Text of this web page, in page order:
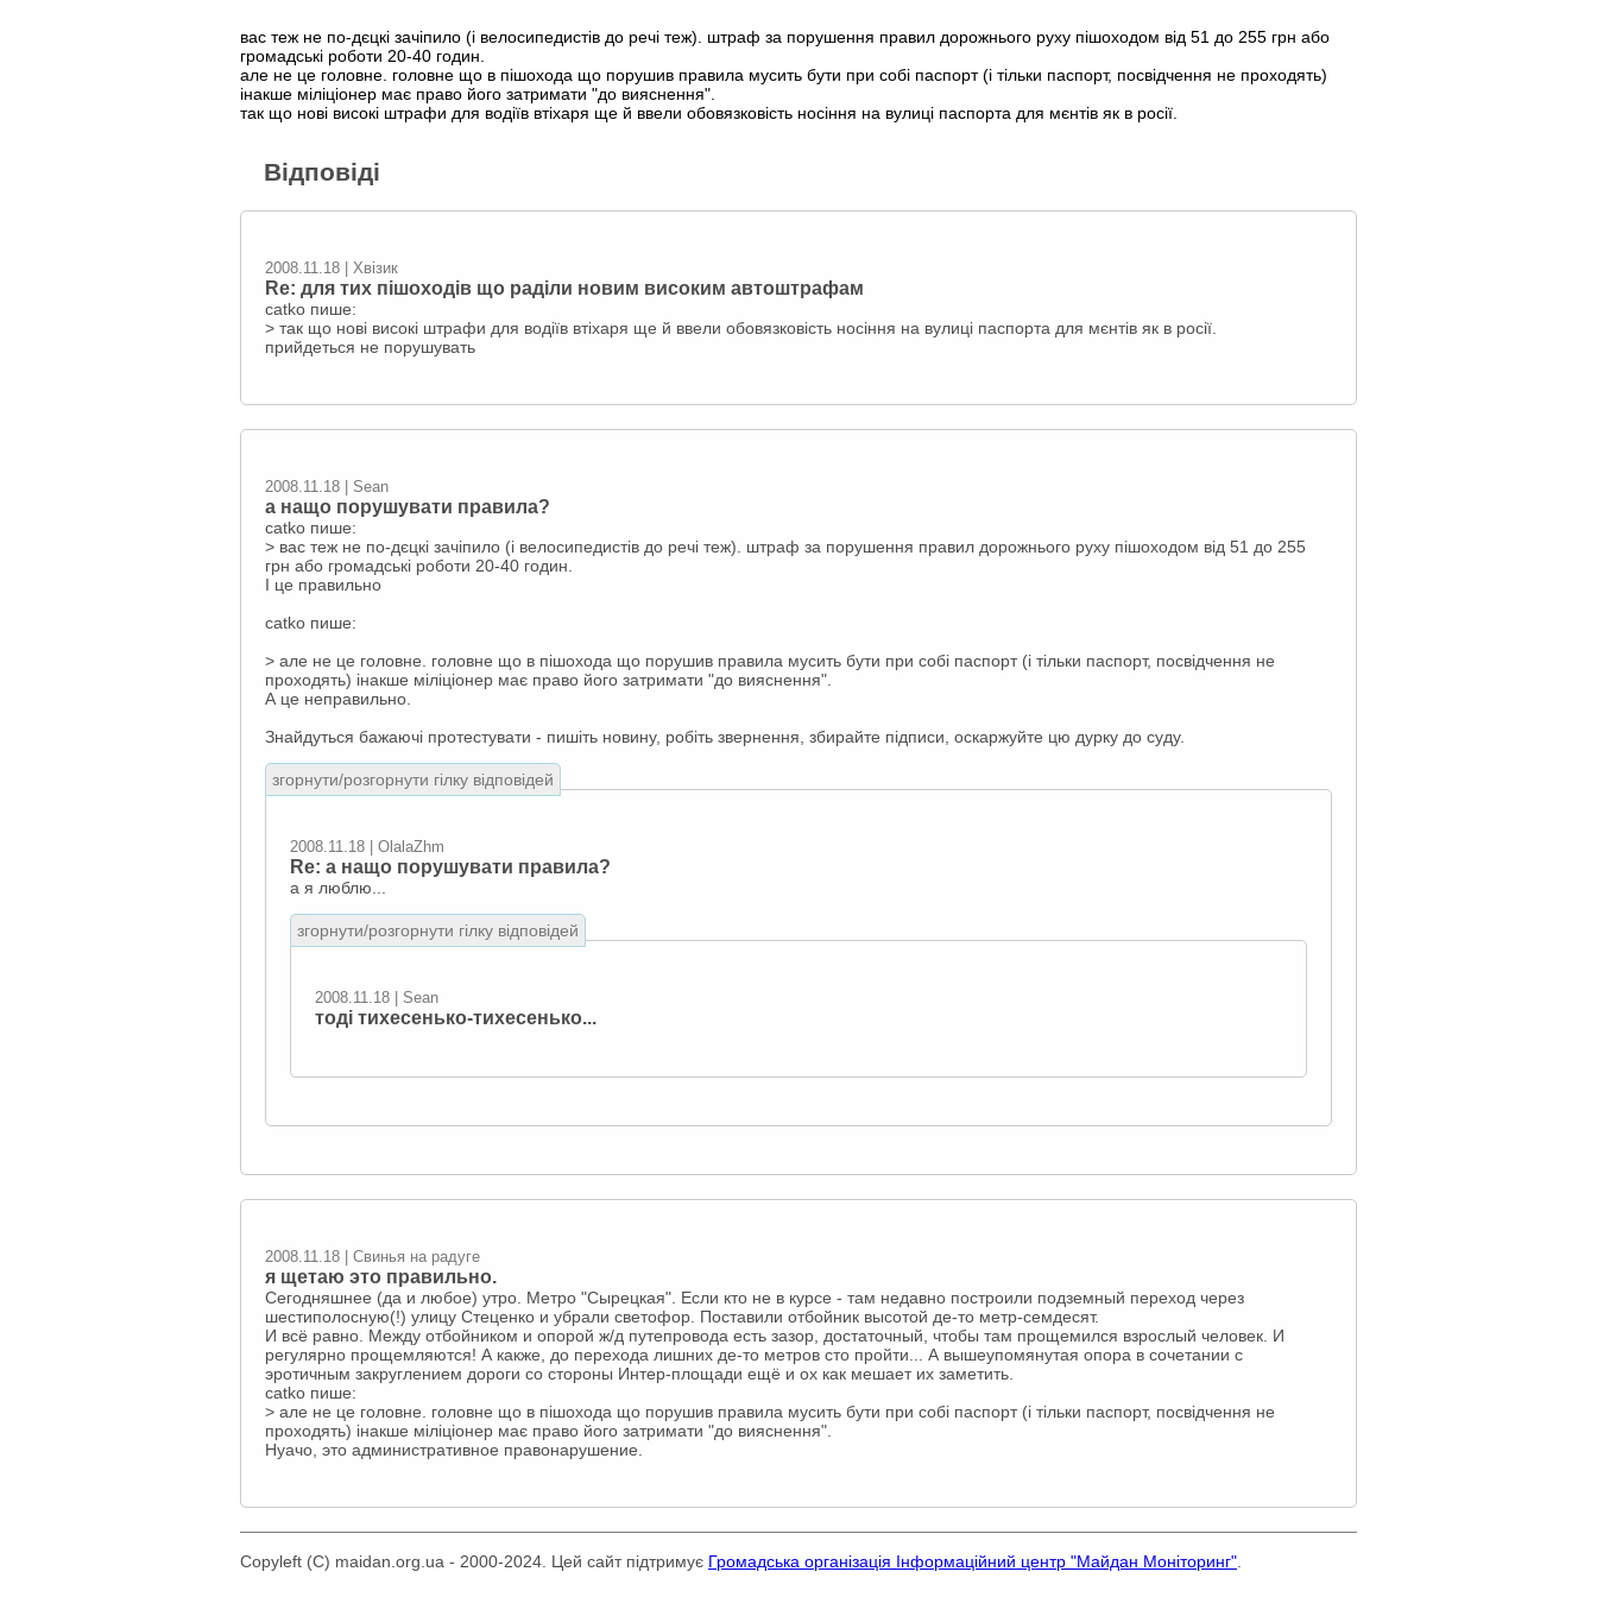
вас теж не по-дєцкі зачіпило (і велосипедистів до речі теж). штраф за порушення правил дорожнього руху пішоходом від 51 до 255 грн або
громадські роботи 20-40 годин.
але не це головне. головне що в пішохода що порушив правила мусить бути при собі паспорт (і тільки паспорт, посвідчення не проходять)
інакше міліціонер має право його затримати "до вияснення".
так що нові високі штрафи для водіїв втіхаря ще й ввели обовязковість носіння на вулиці паспорта для мєнтів як в росії.
Відповіді
2008.11.18 | Хвізик
Re: для тих пішоходів що раділи новим високим автоштрафам
catko пише:
> так що нові високі штрафи для водіїв втіхаря ще й ввели обовязковість носіння на вулиці паспорта для мєнтів як в росії.
прийдеться не порушувать
2008.11.18 | Sean
а нащо порушувати правила?
catko пише:
> вас теж не по-дєцкі зачіпило (і велосипедистів до речі теж). штраф за порушення правил дорожнього руху пішоходом від 51 до 255
грн або громадські роботи 20-40 годин.
І це правильно
catko пише:
> але не це головне. головне що в пішохода що порушив правила мусить бути при собі паспорт (і тільки паспорт, посвідчення не
проходять) інакше міліціонер має право його затримати "до вияснення".
А це неправильно.
Знайдуться бажаючі протестувати - пишіть новину, робіть звернення, збирайте підписи, оскаржуйте цю дурку до суду.
згорнути/розгорнути гілку відповідей
2008.11.18 | OlalaZhm
Re: а нащо порушувати правила?
а я люблю...
згорнути/розгорнути гілку відповідей
2008.11.18 | Sean
тоді тихесенько-тихесенько...
2008.11.18 | Свинья на радуге
я щетаю это правильно.
Сегодняшнее (да и любое) утро. Метро "Сырецкая". Если кто не в курсе - там недавно построили подземный переход через
шестиполосную(!) улицу Стеценко и убрали светофор. Поставили отбойник высотой де-то метр-семдесят.
И всё равно. Между отбойником и опорой ж/д путепровода есть зазор, достаточный, чтобы там прощемился взрослый человек. И
регулярно прощемляются! А какже, до перехода лишних де-то метров сто пройти... А вышеупомянутая опора в сочетании с
эротичным закруглением дороги со стороны Интер-площади ещё и ох как мешает их заметить.
catko пише:
> але не це головне. головне що в пішохода що порушив правила мусить бути при собі паспорт (і тільки паспорт, посвідчення не
проходять) інакше міліціонер має право його затримати "до вияснення".
Нуачо, это административное правонарушение.
Copyleft (C) maidan.org.ua - 2000-2024. Цей сайт підтримує Громадська організація Інформаційний центр "Майдан Моніторинг"